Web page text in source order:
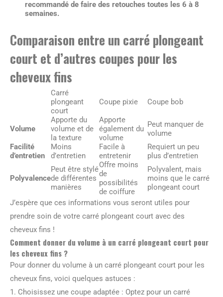
recommandé de faire des retouches toutes les 6 à 8
semaines.
Comparaison entre un carré plongeant
court et d’autres coupes pour les
cheveux fins
Carré
plongeant
court
Coupe pixie Coupe bob
Volume
Apporte du
volume et de
la texture
Apporte
également du
volume
Peut manquer de
volume
Facilité
d’entretien
Moins
d’entretien
Facile à
entretenir
Requiert un peu
plus d’entretien
Polyvalence
Peut être stylé
de différentes
manières
Offre moins
de
possibilités
de coiffure
Polyvalent, mais
moins que le carré
plongeant court
J’espère que ces informations vous seront utiles pour
prendre soin de votre carré plongeant court avec des
cheveux fins !
Comment donner du volume à un carré plongeant court pour
les cheveux fins ?
Pour donner du volume à un carré plongeant court pour les
cheveux fins, voici quelques astuces :
1. Choisissez une coupe adaptée : Optez pour un carré